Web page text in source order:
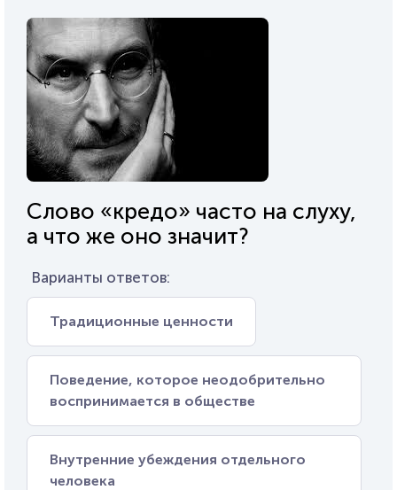
Слово «кредо» часто на слуху,
а что же оно значит?
Варианты ответов:
Традиционные ценности
Поведение, которое неодобрительно
воспринимается в обществе
Внутренние убеждения отдельного
человека